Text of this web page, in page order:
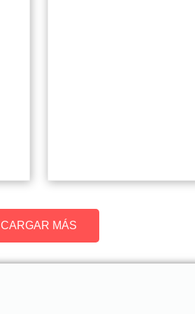
CARGAR MÁS